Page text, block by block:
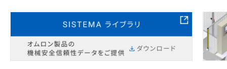
情報を公開していない機種
マイパーツ機能（部品リスト作成サー
ビス）をご利用いただくには、I-Web
メンバーズにご登録されている必要が
あります。
お客様が当ウェブサイト上で当社にご